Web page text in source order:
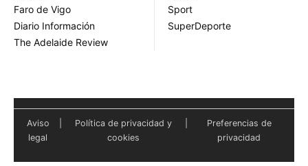
Faro de Vigo
Diario Información
The Adelaide Review
Sport
SuperDeporte
Aviso
legal
Política de privacidad y
cookies
Preferencias de
privacidad